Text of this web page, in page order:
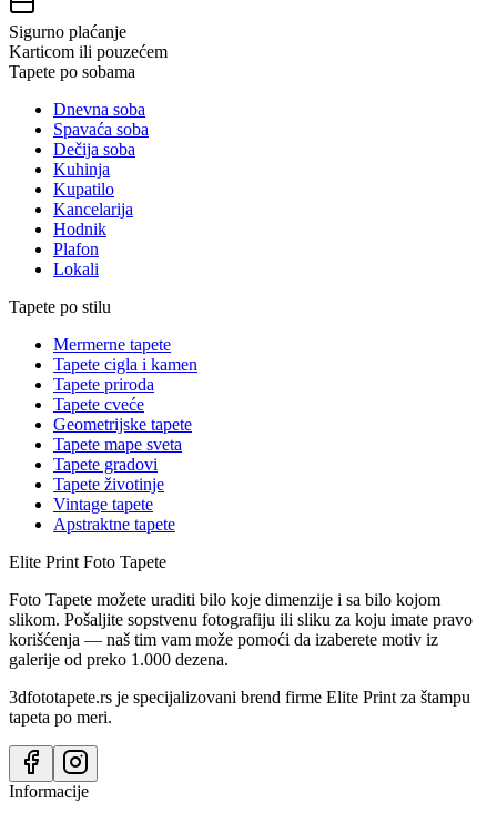
Sigurno plaćanje
Karticom ili pouzećem
Tapete po sobama
Dnevna soba
Spavaća soba
Dečija soba
Kuhinja
Kupatilo
Kancelarija
Hodnik
Plafon
Lokali
Tapete po stilu
Mermerne tapete
Tapete cigla i kamen
Tapete priroda
Tapete cveće
Geometrijske tapete
Tapete mape sveta
Tapete gradovi
Tapete životinje
Vintage tapete
Apstraktne tapete
Elite Print Foto Tapete
Foto Tapete možete uraditi bilo koje dimenzije i sa bilo kojom
slikom. Pošaljite sopstvenu fotografiju ili sliku za koju imate pravo
korišćenja — naš tim vam može pomoći da izaberete motiv iz
galerije od preko 1.000 dezena.
3dfototapete.rs je specijalizovani brend firme Elite Print za štampu
tapeta po meri.
Informacije